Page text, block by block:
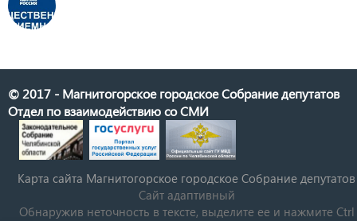
© 2017 - Магнитогорское городское Собрание депутатов
Отдел по взаимодействию со СМИ
Карта сайта Магнитогорское городское Cобрание депутатов
Сайт адаптивный
Обнаружив неточность в тексте, выделите ее и нажмите Ctrl